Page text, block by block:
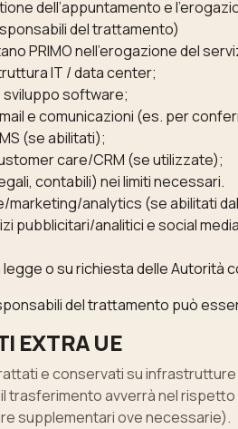
dell’appuntamento e
del trattamento)
PRIMO nell’erogazione del
IT / data center;
software;
e comunicazioni (es. per
(se abilitati);
care/CRM (se utilizzate);
contabili) nei limiti necessari.
marketing/analytics (se abilitati
pubblicitari/analitici e social
o su richiesta delle Autorità
del trattamento può
EXTRA UE
e conservati su
trasferimento avverrà nel
supplementari ove necessarie).